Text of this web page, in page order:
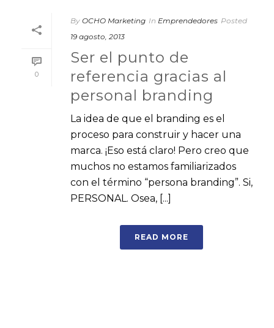
0
By OCHO Marketing In Emprendedores Posted
19 agosto, 2013
Ser el punto de
referencia gracias al
personal branding
La idea de que el branding es el
proceso para construir y hacer una
marca. ¡Eso está claro! Pero creo que
muchos no estamos familiarizados
con el término “persona branding”. Si,
PERSONAL. Osea, [...]
READ MORE